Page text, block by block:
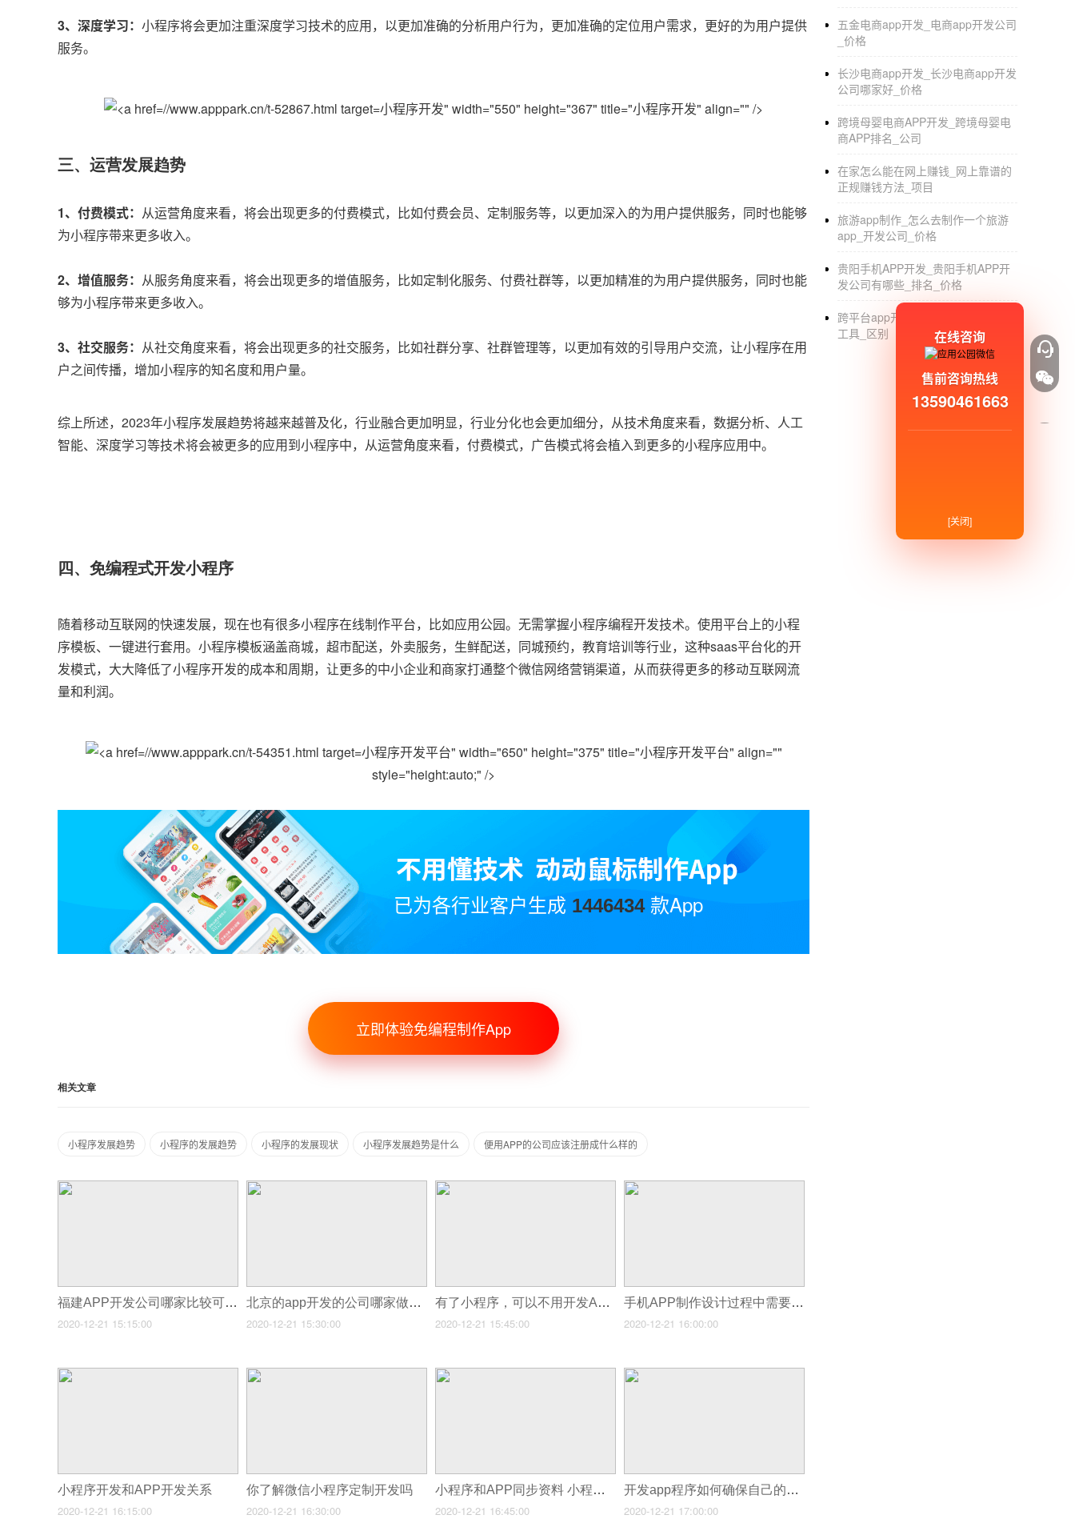
3、深度学习： 小程序将会更加注重深度学习技术的应用，以更加准确的分析用户行为，更加准确的定位用户需求，更好的为用户提供
服务。
小程序开发" width="550" height="367" title="小程序开发" align="" />
三、运营发展趋势
1、付费模式： 从运营角度来看，将会出现更多的付费模式，比如付费会员、定制服务等，以更加深入的为用户提供服务，同时也能够
为小程序带来更多收入。
2、增值服务： 从服务角度来看，将会出现更多的增值服务，比如定制化服务、付费社群等，以更加精准的为用户提供服务，同时也能
够为小程序带来更多收入。
3、社交服务： 从社交角度来看，将会出现更多的社交服务，比如社群分享、社群管理等，以更加有效的引导用户交流，让小程序在用
户之间传播，增加小程序的知名度和用户量。
综上所述，2023年小程序发展趋势将越来越普及化，行业融合更加明显，行业分化也会更加细分，从技术角度来看，数据分析、人工
智能、深度学习等技术将会被更多的应用到小程序中，从运营角度来看，付费模式，广告模式将会植入到更多的小程序应用中。
四、免编程式开发小程序
随着移动互联网的快速发展，现在也有很多小程序在线制作平台，比如应用公园。无需掌握小程序编程开发技术。使用平台上的小程
序模板、一键进行套用。小程序模板涵盖商城，超市配送，外卖服务，生鲜配送，同城预约，教育培训等行业，这种saas平台化的开
发模式，大大降低了小程序开发的成本和周期，让更多的中小企业和商家打通整个微信网络营销渠道，从而获得更多的移动互联网流
量和利润。
小程序开发平台" width="650" height="375" title="小程序开发平台" align=""
style="height:auto;" />
已为各行业客户生成 1446434款App
立即体验免编程制作App
相关文章
小程序发展趋势 小程序的发展趋势 小程序的发展现状 小程序发展趋势是什么 便用APP的公司应该注册成什么样的
福建APP开发公司哪家比较可靠
2020-12-21 15:15:00
北京的app开发的公司哪家做的比较好
2020-12-21 15:30:00
有了小程序，可以不用开发APP么？
2020-12-21 15:45:00
手机APP制作设计过程中需要注意什么
2020-12-21 16:00:00
小程序开发和APP开发关系
2020-12-21 16:15:00
你了解微信小程序定制开发吗
2020-12-21 16:30:00
小程序和APP同步资料 小程序网站app开发
2020-12-21 16:45:00
开发app程序如何确保自己的思路不被别人窃取
2020-12-21 17:00:00
五金电商app开发_电商app开发公司
_价格
长沙电商app开发_长沙电商app开发
公司哪家好_价格
跨境母婴电商APP开发_跨境母婴电
商APP排名_公司
在家怎么能在网上赚钱_网上靠谱的
正规赚钱方法_项目
旅游app制作_怎么去制作一个旅游
app_开发公司_价格
贵阳手机APP开发_贵阳手机APP开
发公司有哪些_排名_价格
跨平台app开发_移动跨平台app开发
工具_区别
在线咨询
售前咨询热线
13590461663
[关闭]